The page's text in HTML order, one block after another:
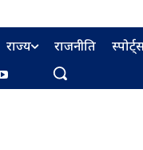
राज्य राजनीति